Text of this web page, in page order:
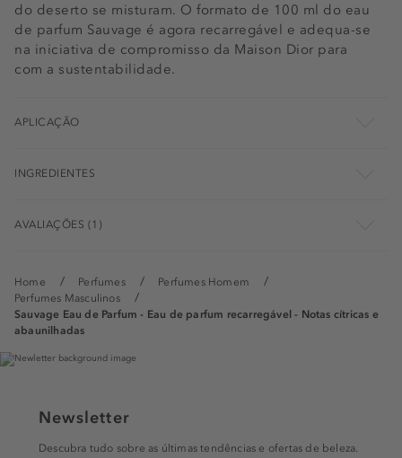
Home Perfumes
Perfumes Homem
Perfumes Masculinos
Sauvage Eau de Parfum - Eau de parfum recarregável - Notas cítricas e
abaunilhadas
do deserto se misturam. O formato de 100 ml do eau
de parfum Sauvage é agora recarregável e adequa-se
na iniciativa de compromisso da Maison Dior para
com a sustentabilidade.
APLICAÇÃO
INGREDIENTES
AVALIAÇÕES (1)
Newsletter
Descubra tudo sobre as últimas tendências e ofertas de beleza.